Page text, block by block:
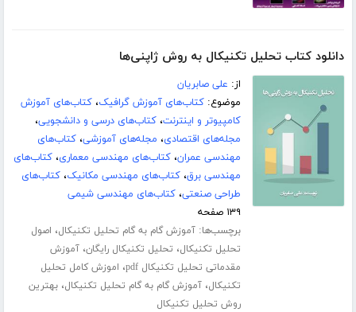
دانلود کتاب تحلیل تکنیکال به روش ژاپنی‌ها
از: علی صابریان
موضوع:کتاب‌های آموزش گرافیک،کتاب‌های آموزش
کامپیوتر و اینترنت،کتاب‌های درسی و دانشجویی،
مجله‌های اقتصادی، مجله‌های آموزشی،کتاب‌های
مهندسی عمران،کتاب‌های مهندسی معماری،کتاب‌های
مهندسی برق،کتاب‌های مهندسی مکانیک،کتاب‌های
طراحی صنعتی،کتاب‌های مهندسی شیمی
۱۳۹ صفحه
برچسب‌ها:آموزش گام به گام تحلیل تکنیکال، اصول
تحلیل تکنیکال، تحلیل تکنیکال رایگان،آموزش
مقدماتی تحلیل تکنیکال pdf
، اموزش کامل تحلیل
تکنیکال،آموزش گام به گام تحلیل تکنیکال،بهترین
روش تحلیل تکنیکال